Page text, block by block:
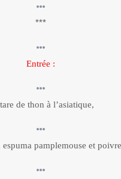
***
Entrée :
de thon à l’asiatique,
pamplemouse et